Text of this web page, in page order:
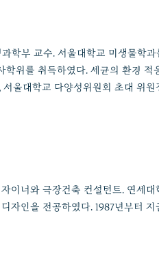
학부 교수. 서울대학교 미생물학과
학위를 취득하였다. 세균의 환경 적
울대학교 다양성위원회 초대 위원
이너와 극장건축 컨설턴트. 연세대
자인을 전공하였다. 1987년부터 지